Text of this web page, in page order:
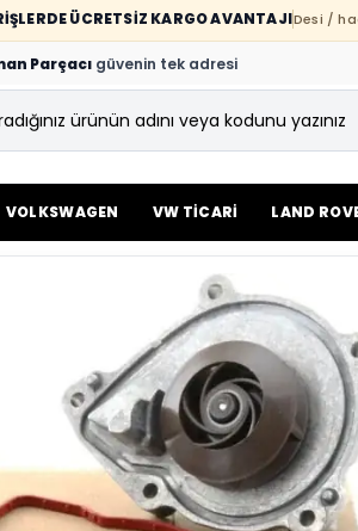
ÜCRETSİZ KARGO AVANTAJIDesi /
Parçacı güvenin tek adresi
VOLKSWAGEN VW TİCARİ LAND